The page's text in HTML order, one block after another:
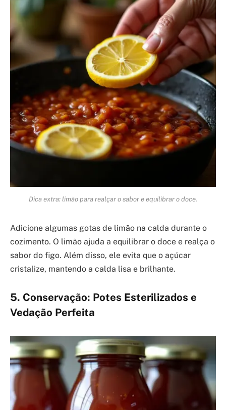
Dica extra: limão para realçar o sabor e equilibrar o doce.
Adicione algumas gotas de limão na calda durante o
cozimento. O limão ajuda a equilibrar o doce e realça o
sabor do figo. Além disso, ele evita que o açúcar
cristalize, mantendo a calda lisa e brilhante.
5. Conservação: Potes Esterilizados e
Vedação Perfeita